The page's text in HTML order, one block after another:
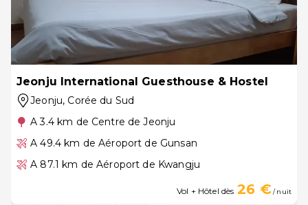
Jeonju International Guesthouse & Hostel
Jeonju, Corée du Sud
A 3.4 km de Centre de Jeonju
A 49.4 km de Aéroport de Gunsan
A 87.1 km de Aéroport de Kwangju
Vol + Hôtel dès 26 €/ nuit